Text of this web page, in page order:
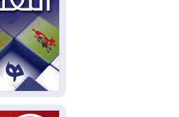
2026-08-04
الرئاسية
كولومبيا
2026-08-03